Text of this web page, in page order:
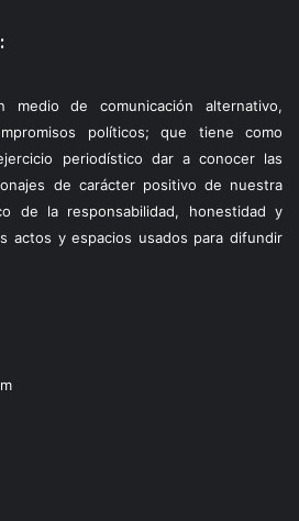
medio de comunicación alternativo,
políticos; que tiene como
periodístico dar a conocer las
de carácter positivo de nuestra
de la responsabilidad, honestidad y
actos y espacios usados para difundir